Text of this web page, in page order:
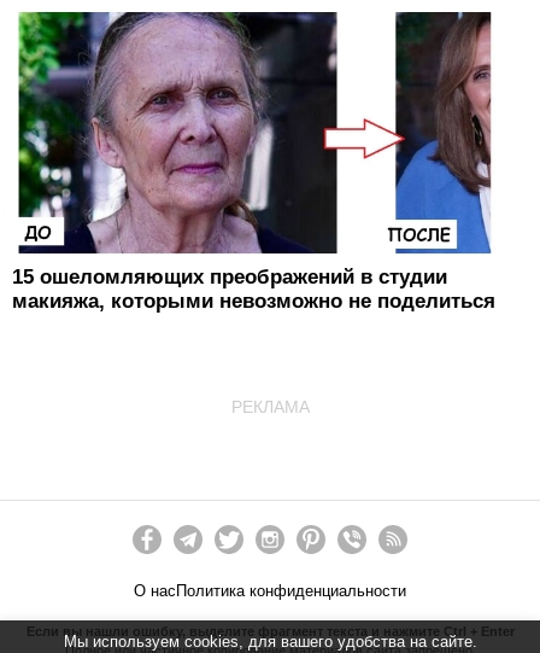
Мы используем cookies, для вашего удобства на сайте.
15 ошеломляющих преображений в студии
макияжа, которыми невозможно не поделиться
РЕКЛАМА
О нас Политика конфиденциальности
Если вы нашли ошибку, выделите фрагмент текста и нажмите Ctrl + Enter